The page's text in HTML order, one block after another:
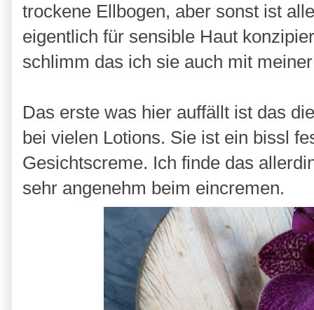
trockene Ellbogen, aber sonst ist
eigentlich für sensible Haut
schlimm das ich sie auch mit
Das erste was hier auffällt ist das
bei vielen Lotions. Sie ist ein bissl
Gesichtscreme. Ich finde das
sehr angenehm beim eincremen.